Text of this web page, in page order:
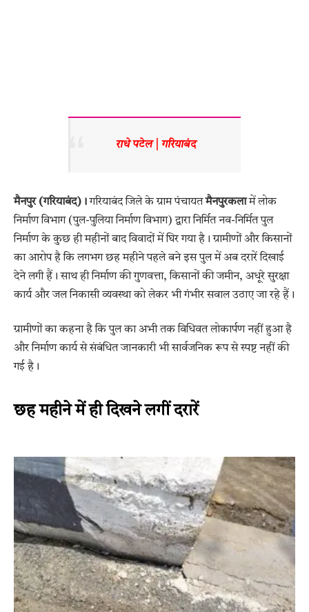
राधे पटेल | गरियाबंद
मैनपुर (गरियाबंद)।गरियाबंद जिले के ग्राम पंचायतमैनपुरकलामें लोक
निर्माण विभाग (पुल-पुलिया निर्माण विभाग) द्वारा निर्मित नव-निर्मित पुल
निर्माण के कुछ ही महीनों बाद विवादों में घिर गया है। ग्रामीणों और किसानों
का आरोप है कि लगभग छह महीने पहले बने इस पुल में अब दरारें दिखाई
देने लगी हैं। साथ ही निर्माण की गुणवत्ता, किसानों की जमीन, अधूरे सुरक्षा
कार्य और जल निकासी व्यवस्था को लेकर भी गंभीर सवाल उठाए जा रहे हैं।
ग्रामीणों का कहना है कि पुल का अभी तक विधिवत लोकार्पण नहीं हुआ है
और निर्माण कार्य से संबंधित जानकारी भी सार्वजनिक रूप से स्पष्ट नहीं की
गई है।
छह महीने में ही दिखने लगीं दरारें